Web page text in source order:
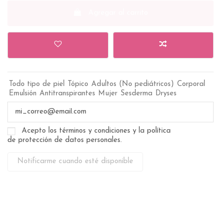
Todo tipo de piel Tópico Adultos (No pediátricos) Corporal
Emulsión Antitranspirantes Mujer Sesderma Dryses
Acepto los términos y condiciones y la política
de protección de datos personales.